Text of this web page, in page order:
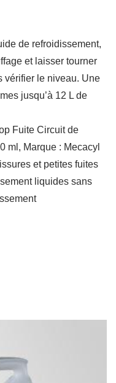
de refroidissement,
et laisser tourner
vérifier le niveau. Une
jusqu’à 12 L de
Fuite Circuit de
ml, Marque : Mecacyl
et petites fuites
liquides sans